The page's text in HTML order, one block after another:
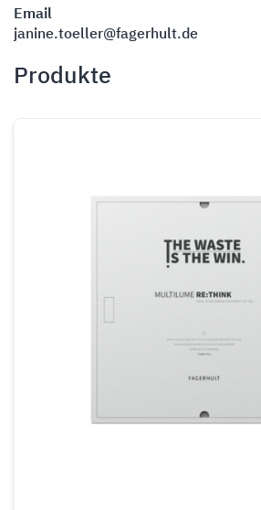
Email
janine.toeller@fagerhult.de
Produkte